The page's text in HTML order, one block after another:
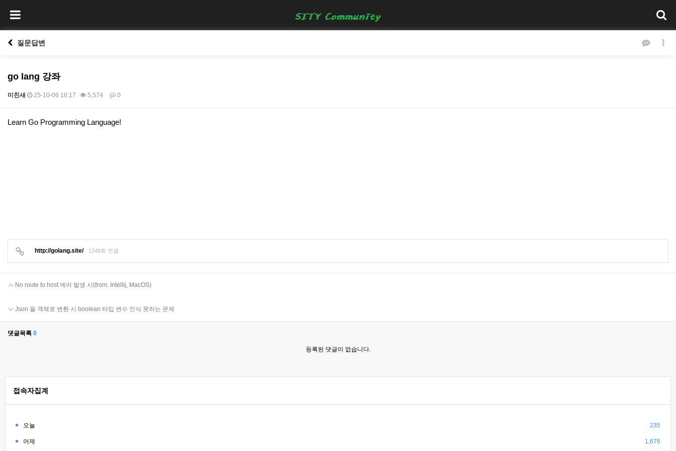
질문답변
go lang 강좌
미친새 25-10-06 16:17 5,574 0
본문
Learn Go Programming Language!
http://golang.site/ 1348회 연결
No route to host 에러 발생 시(from. Intellij, MacOS)
Json 을 객체로 변환 시 boolean 타입 변수 인식 못하는 문제
댓글목록 0
등록된 댓글이 없습니다.
접속자집계
오늘 235
어제 1,676